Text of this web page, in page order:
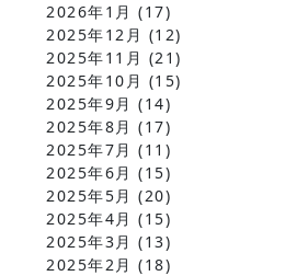
2026年1月 (17)
2025年12月 (12)
2025年11月 (21)
2025年10月 (15)
2025年9月 (14)
2025年8月 (17)
2025年7月 (11)
2025年6月 (15)
2025年5月 (20)
2025年4月 (15)
2025年3月 (13)
2025年2月 (18)